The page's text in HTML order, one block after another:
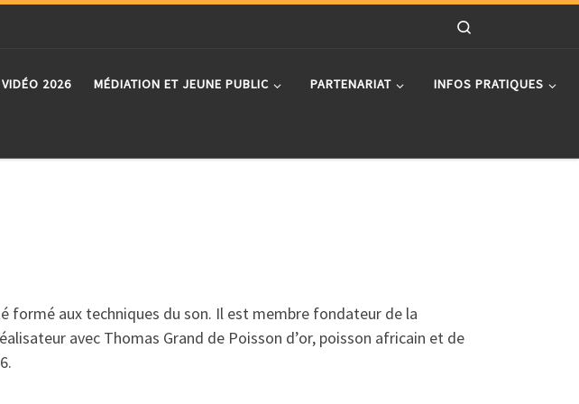
2026 MÉDIATION ET JEUNE PUBLIC PARTENARIAT INFOS PRATIQUES
formé aux techniques du son. Il est membre fondateur de la
avec Thomas Grand de Poisson d’or, poisson africain et de